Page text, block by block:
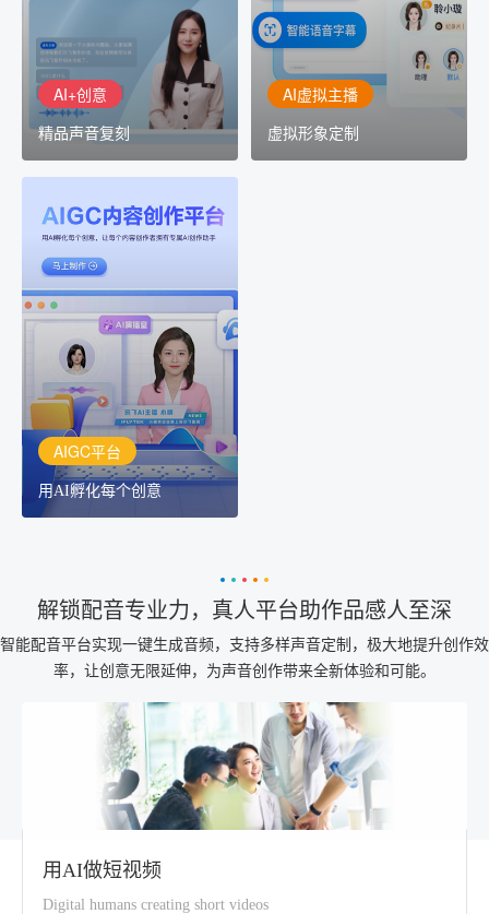
AI+创意
精品声音复刻
生活和生产带来的改变
AI虚拟主播
虚拟形象定制
创作者高效生产灵活定制
AIGC平台
用AI孵化每个创意
AIGC平台
用AI孵化每个创意
讯飞AIGC平台：让每个创
作者都拥有自己的专注AI
创作助手
解锁配音专业力，真人平台助作品感人至深
智能配音平台实现一键生成音频，支持多样声音定制，极大地提升创作效
率，让创意无限延伸，为声音创作带来全新体验和可能。
用AI做短视频
Digital humans creating short videos